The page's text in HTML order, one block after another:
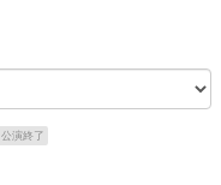
公演終了